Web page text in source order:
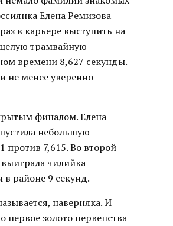
Елена Ремизова
в карьере выступить на
трамвайную
времени 8,627 секунды.
не менее уверенно
финалом. Елена
небольшую
против 7,615. Во второй
чилийка
районе 9 секунд.
наверняка. И
первое золото первенства